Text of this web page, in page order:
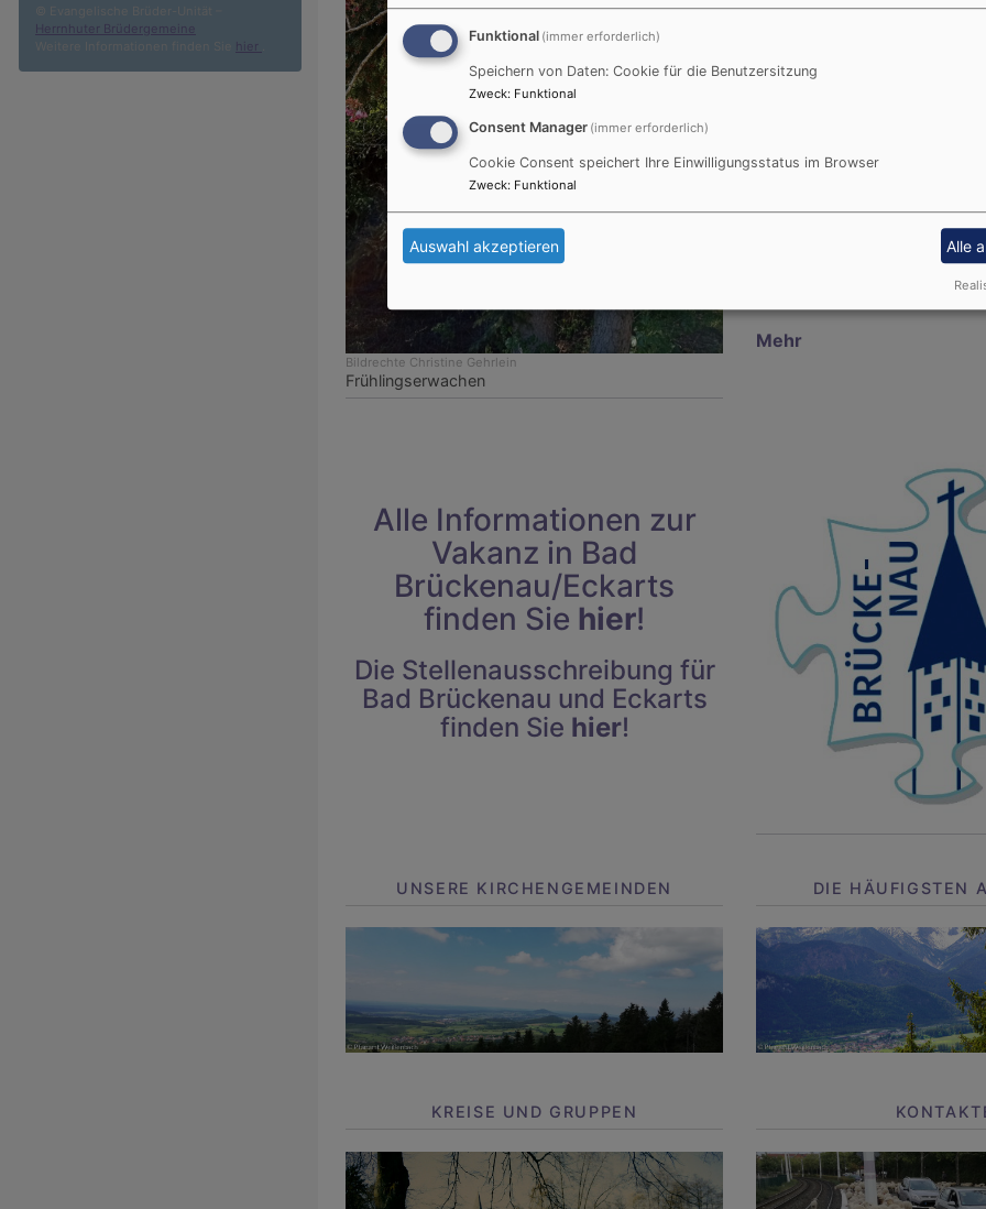
© Evangelische Brüder-Unität –
Herrnhuter Brüdergemeine
Weitere Informationen finden Sie hier
Bildrechte Christine Gehrlein
Frühlingserwachen
zartem Grün, später mit
Frühlingsblühern und
In den knorrigsten Ästen
Leben, so wie bei der
Es ist also nicht zu
geschlossenen Augen
und Blätter erfühlen.
man den Frühling auch.
diese Zeichen zu
Mehr
Alle Informationen zur
Vakanz in Bad
Brückenau/Eckarts
finden Sie hier!
Die Stellenausschreibung für
Bad Brückenau und Eckarts
finden Sie hier!
UNSERE KIRCHENGEMEINDEN DIE HÄUFIGSTEN
KREISE UND GRUPPEN
Funktional (immer erforderlich)
Speichern von Daten: Cookie für die Benutzersitzung
Zweck: Funktional
Consent Manager (immer erforderlich)
Cookie Consent speichert Ihre Einwilligungsstatus im Browser
Zweck: Funktional
Auswahl akzeptieren Alle